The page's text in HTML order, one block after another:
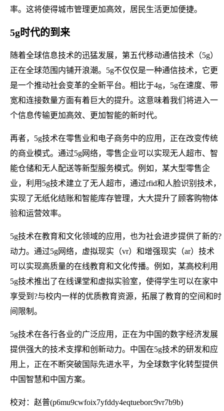
率。这将使得城市管理更加高效，居民生活更加便捷。
5g时代的到来
随着全球信息技术的迅猛发展，第五代移动通信技术（5g）
正在全球范围内铺开浪潮。5g不仅仅是一种通信技术，它更
是一个推动社会变革的全新平台。相比于4g，5g在速度、带
宽和连接数量方面有着巨大的提升。这意味着我们将进入一
个信息传输更加高效、更加智能的新时代。
再者，5g技术在零售业和电子商务中的应用，正在改变传统
的商业模式。通过5g网络，零售企业可以实现无人超市、智
能仓储和无人配送等新型服务模式。例如，某大型零售企
业，利用5g技术建立了无人超市，通过rfid和人脸识别技术，
实现了无纸化结账和智能库存管理，大大提升了顾客购物体
验和运营效率。
5g技术在教育和文化领域的应用，也为社会进步提供了新的?
动力。通过5g网络，虚拟现实（vr）和增强现实（ar）技术
可以实现高质量的在线教育和文化传播。例如，某高校利用
5g技术推出了在线课堂和虚拟实验室，使得学生可以在家中
享受到?与校内一样的优质教育资源，拓展了教育的空间和时
间限制。
5g技术在各行各业的广泛应用，正在为中国的数字经济发展
提供强大的技术支撑和创新动力。中国在5g技术的研发和应
用上，正在不断突破国际先进水平，为全球数字化转型提供
中国智慧和中国方案。
校对：赵普(p6mu9cwfoix7yfddy4eqtueborc9vr7b9b)